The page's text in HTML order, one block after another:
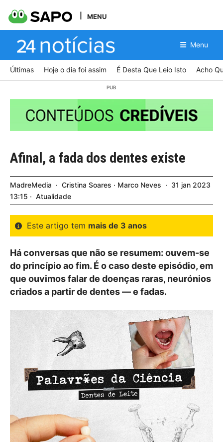
MENU
Menu
Últimas Hoje o dia foi assim É Desta Que Leio Isto Acho
Afinal, a fada dos dentes existe
MadreMedia Cristina Soares Marco Neves 31 jan 2023
13:15
Atualidade
Este artigo tem mais de 3 anos
Há conversas que não se resumem: ouvem-se
do princípio ao fim. É o caso deste episódio, em
que ouvimos falar de doenças raras, neurónios
criados a partir de dentes — e fadas.